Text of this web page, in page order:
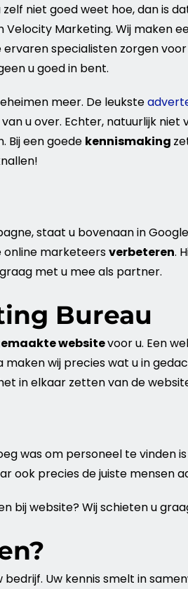
zelf niet goed weet hoe, dan is
Velocity Marketing. Wij maken
ervaren specialisten zorgen
u goed in bent.
meer. De leukste
u over. Echter, natuurlijk
Bij een goede kennismaking
staat u bovenaan inGoogle
online marketeersverbeteren.
met u mee als partner.
Bureau
websitevoor u. Een
wij precies wat u in
in elkaar zetten van de
was om personeel te vinden
ook precies de juiste mensen
bijwebsite? Wij schieten u
bedrijf. Uw kennis smelt in